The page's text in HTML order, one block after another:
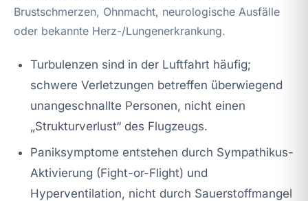
Brustschmerzen, Ohnmacht, neurologische Ausfälle
oder bekannte Herz-/Lungenerkrankung.
Turbulenzen sind in der Luftfahrt häufig;
schwere Verletzungen betreffen überwiegend
unangeschnallte Personen, nicht einen
„Strukturverlust“ des Flugzeugs.
Paniksymptome entstehen durch Sympathikus-
Aktivierung (Fight-or-Flight) und
Hyperventilation, nicht durch Sauerstoffmangel